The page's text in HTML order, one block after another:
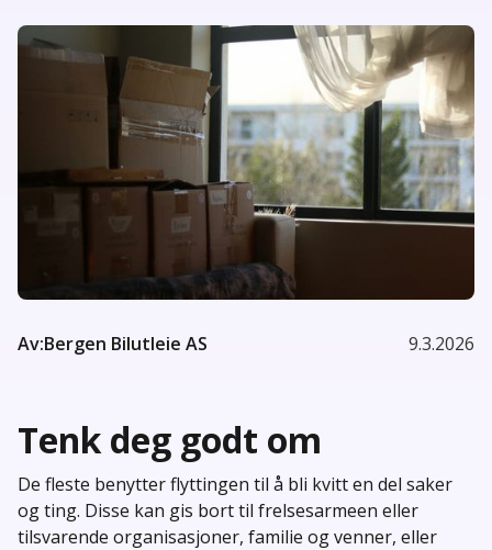
Av:Bergen Bilutleie AS 9.3.2026
Tenk deg godt om
De fleste benytter flyttingen til å bli kvitt en del saker
og ting. Disse kan gis bort til frelsesarmeen eller
tilsvarende organisasjoner, familie og venner, eller